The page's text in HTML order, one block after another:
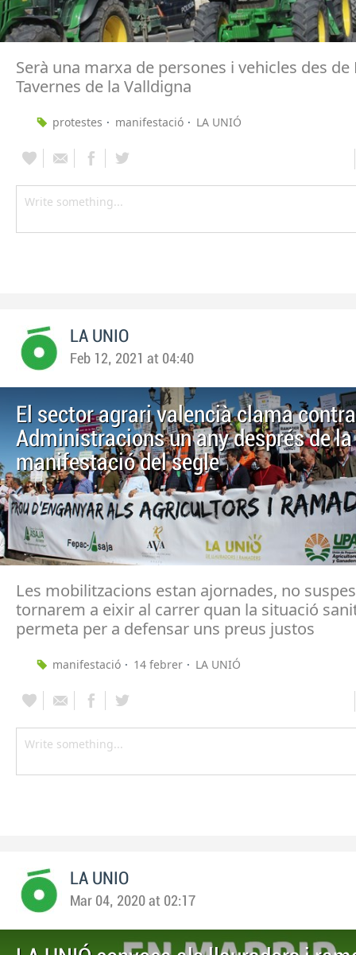
Serà una marxa de persones i vehicles des de
Tavernes de la Valldigna
protestes manifestació LA UNIÓ
LA UNIO
Feb 12, 2021 at 04:40
El sector agrari valencià clama
Administracions un any després de
manifestació del segle
Les mobilitzacions estan ajornades, no
tornarem a eixir al carrer quan la situació
permeta per a defensar uns preus justos
manifestació 14 febrer LA UNIÓ
LA UNIO
Mar 04, 2020 at 02:17